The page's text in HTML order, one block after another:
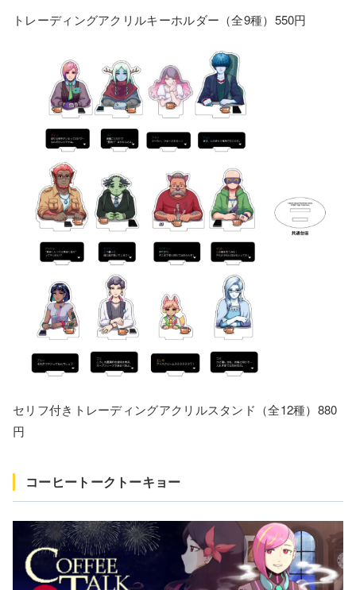
トレーディングアクリルキーホルダー（全9種）550円
セリフ付きトレーディングアクリルスタンド（全12種）880
円
コーヒートークトーキョー